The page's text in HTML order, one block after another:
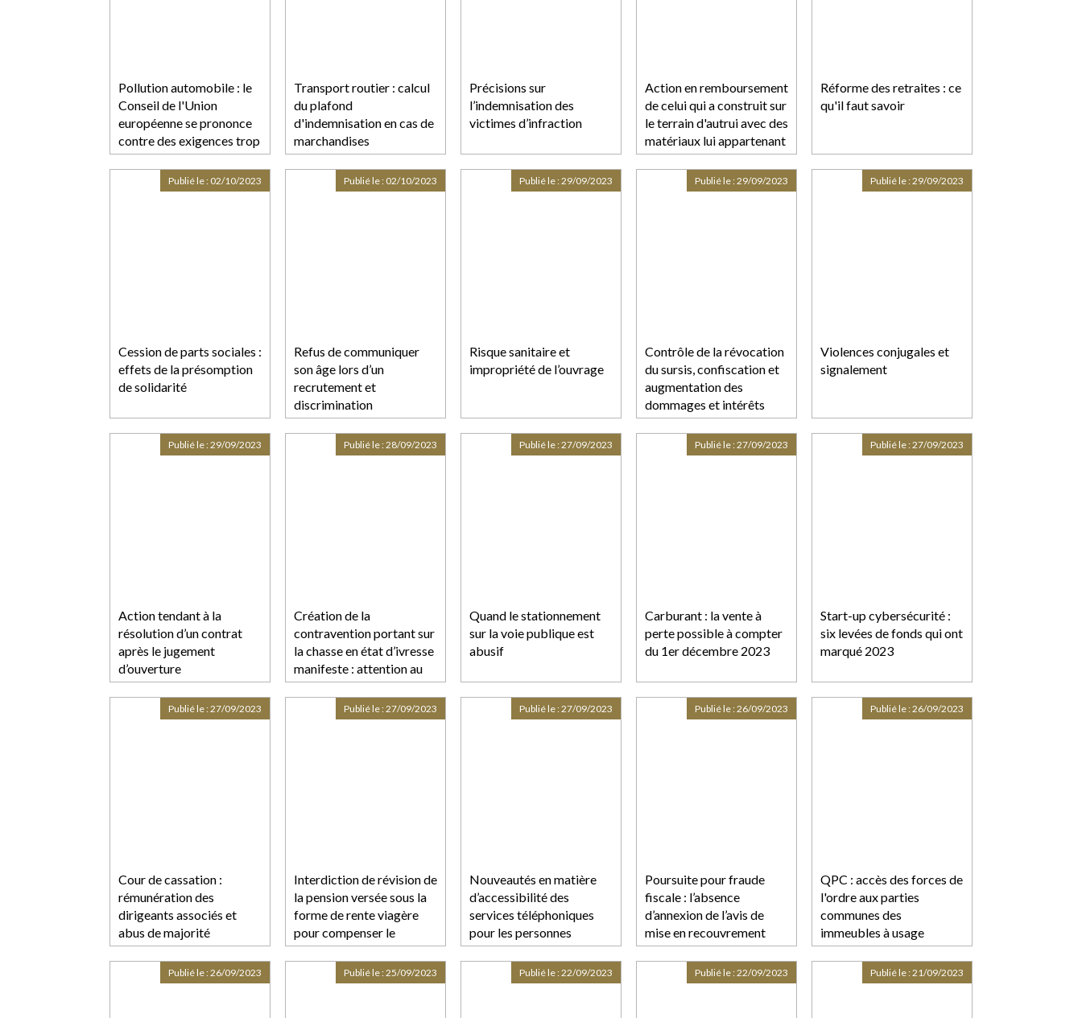
Pollution automobile : le
Conseil de l'Union
européenne se prononce
contre des exigences trop
strictes
Transport routier : calcul
du plafond
d'indemnisation en cas de
marchandises
endommagées
Précisions sur
l’indemnisation des
victimes d’infraction
Action en remboursement
de celui qui a construit sur
le terrain d'autrui avec des
matériaux lui appartenant
Réforme des retraites : ce
qu'il faut savoir
Cession de parts sociales :
effets de la présomption
de solidarité
Publié le : 02/10/2023
Refus de communiquer
son âge lors d’un
recrutement et
discrimination
Publié le : 02/10/2023
Risque sanitaire et
impropriété de l’ouvrage
Publié le :29/09/2023
Contrôle de la révocation
du sursis, confiscation et
augmentation des
dommages et intérêts
Publié le :29/09/2023
Violences conjugales et
signalement
Publié le :29/09/2023
Action tendant à la
résolution d’un contrat
après le jugement
d’ouverture
Publié le :29/09/2023
Création de la
contravention portant sur
la chasse en état d’ivresse
manifeste : attention au
verre de trop !
Publié le :28/09/2023
Quand le stationnement
sur la voie publique est
abusif
Publié le :27/09/2023
Carburant : la vente à
perte possible à compter
du 1er décembre 2023
Publié le :27/09/2023
Start-up cybersécurité :
six levées de fonds qui ont
marqué 2023
Publié le :27/09/2023
Cour de cassation :
rémunération des
dirigeants associés et
abus de majorité
Publié le :27/09/2023
Interdiction de révision de
la pension versée sous la
forme de rente viagère
pour compenser le
préjudice causé par la
dissolution du mariage :
QPC rejetée
Publié le :27/09/2023
Nouveautés en matière
d’accessibilité des
services téléphoniques
pour les personnes
souffrant de surdité
Publié le :27/09/2023
Poursuite pour fraude
fiscale : l’absence
d’annexion de l’avis de
mise en recouvrement
n’entraîne pas la nullité de
la dénonciation de
l’administration fiscale
Publié le :26/09/2023
QPC : accès des forces de
l'ordre aux parties
communes des
immeubles à usage
d’habitation
Publié le :26/09/2023
Publié le :26/09/2023 Publié le :25/09/2023 Publié le :22/09/2023 Publié le :22/09/2023 Publié le :21/09/2023